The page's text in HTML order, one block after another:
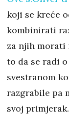
koji se kreće
kombinirati
za njih morati
to da se radi
svestranom
razgrabile pa
svoj primjerak.